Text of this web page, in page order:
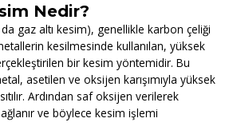
Nedir?
gaz altı kesim), genellikle karbon çeliği
kesilmesinde kullanılan, yüksek
bir kesim yöntemidir. Bu
asetilen ve oksijen karışımıyla yüksek
Ardından saf oksijen verilerek
ve böylece kesim işlemi